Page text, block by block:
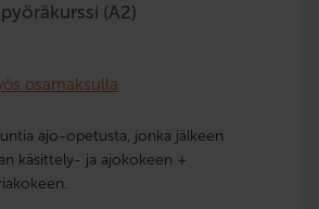
(A2)
osamaksulla
ajo-opetusta, jonka jälkeen
käsittely- ja ajokokeen +